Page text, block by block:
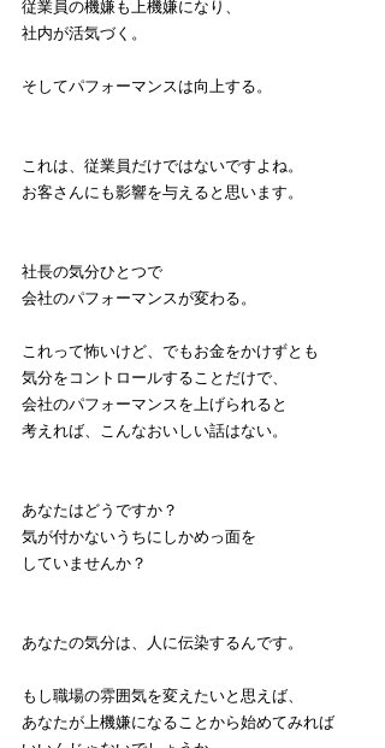
従業員の機嫌も上機嫌になり、
社内が活気づく。
そしてパフォーマンスは向上する。
これは、従業員だけではないですよね。
お客さんにも影響を与えると思います。
社長の気分ひとつで
会社のパフォーマンスが変わる。
これって怖いけど、でもお金をかけずとも
気分をコントロールすることだけで、
会社のパフォーマンスを上げられると
考えれば、こんなおいしい話はない。
あなたはどうですか？
気が付かないうちにしかめっ面を
していませんか？
あなたの気分は、人に伝染するんです。
もし職場の雰囲気を変えたいと思えば、
あなたが上機嫌になることから始めてみれば